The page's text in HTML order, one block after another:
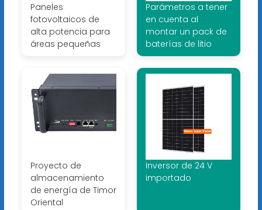
Paneles
fotovoltaicos de
alta potencia para
áreas pequeñas
Parámetros a tener
en cuenta al
montar un pack de
baterías de litio
Proyecto de
almacenamiento
de energía de Timor
Oriental
Inversor de 24 V
importado